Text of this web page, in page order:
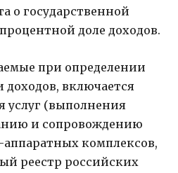
о государственной
доле доходов.
при определении
включается
услуг (выполнения
и сопровождению
комплексов,
реестр российских